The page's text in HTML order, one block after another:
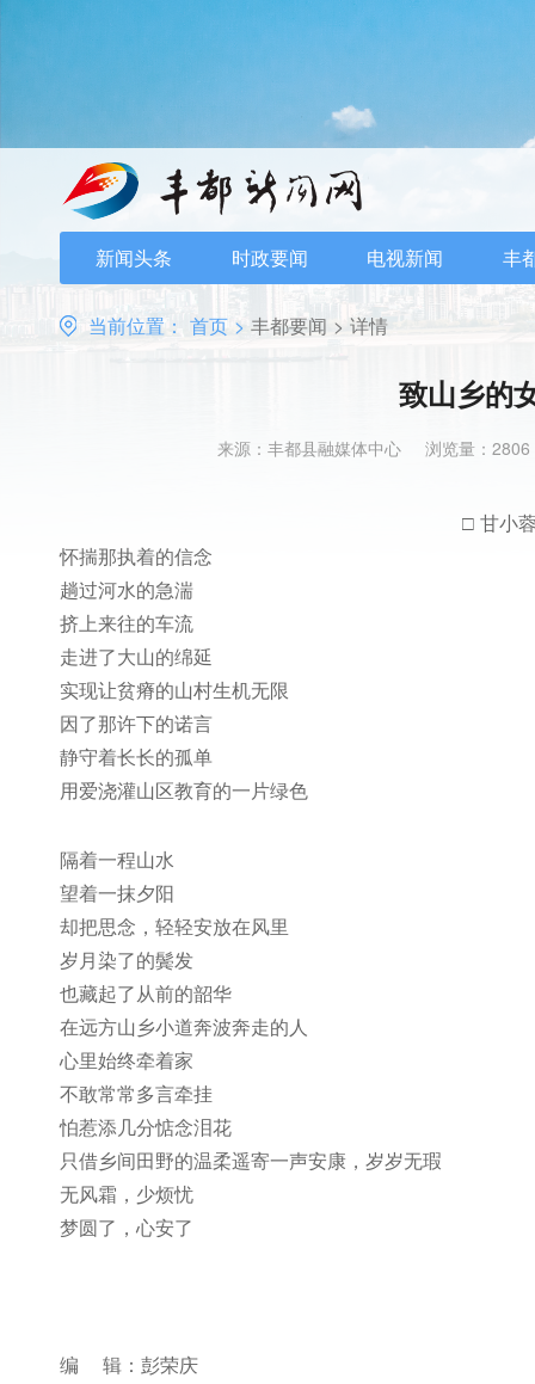
新闻头条 时政要闻 电视新闻 丰
当前位置： 首页 > 丰都要闻 > 详情
致山乡的
来源：丰都县融媒体中心 浏览量：2806
□ 甘小
怀揣那执着的信念
趟过河水的急湍
挤上来往的车流
走进了大山的绵延
实现让贫瘠的山村生机无限
因了那许下的诺言
静守着长长的孤单
用爱浇灌山区教育的一片绿色
隔着一程山水
望着一抹夕阳
却把思念，轻轻安放在风里
岁月染了的鬓发
也藏起了从前的韶华
在远方山乡小道奔波奔走的人
心里始终牵着家
不敢常常多言牵挂
怕惹添几分惦念泪花
只借乡间田野的温柔遥寄一声安康，岁岁无瑕
无风霜，少烦忧
梦圆了，心安了
编 辑：彭荣庆